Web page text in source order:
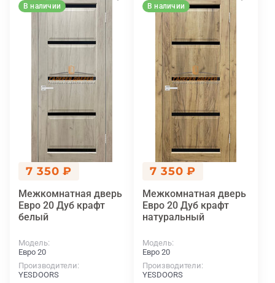
В наличии
7 350 ₽
Межкомнатная дверь
Евро 20 Дуб крафт
белый
Модель
Евро 20
Производители
YESDOORS
В наличии
7 350 ₽
Межкомнатная дверь
Евро 20 Дуб крафт
натуральный
Модель
Евро 20
Производители
YESDOORS